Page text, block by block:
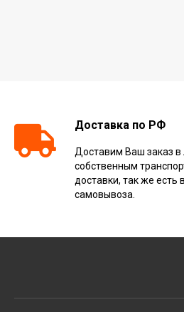
Доставка по РФ
Доставим Ваш заказ в
собственным
доставки, так же есть
самовывоза.